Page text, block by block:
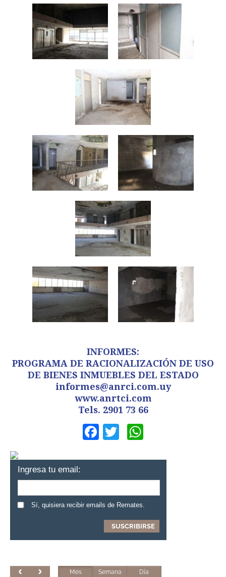
INFORMES:
PROGRAMA DE RACIONALIZACIÓN DE USO
DE BIENES INMUEBLES DEL ESTADO
informes@anrci.com.uy
www.anrtci.com
Tels. 2901 73 66
Facebook
Twitter
Ingresa tu email:
Sí, quisiera recibir emails de Remates.
Mes Semana Día